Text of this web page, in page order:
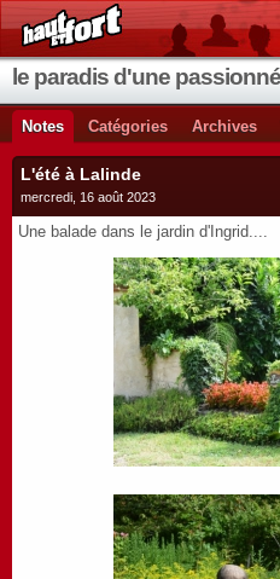
le paradis d'une
Notes Catégories Archives
L'été à Lalinde
mercredi, 16 août 2023
Une balade dans le jardin d'Ingrid....